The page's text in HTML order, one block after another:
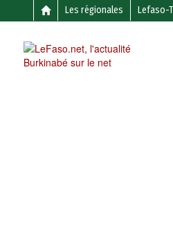
Les régionales Lefaso-